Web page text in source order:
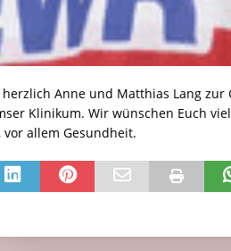
Anne und Matthias Lang
Klinikum. Wir wünschen Euch
allem Gesundheit.